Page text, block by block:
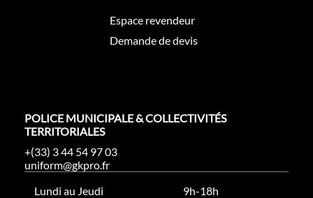
Espace revendeur
Demande de devis
POLICE MUNICIPALE & COLLECTIVITÉS
TERRITORIALES
+(33) 3 44 54 97 03
uniform@gkpro.fr
Lundi au Jeudi
9h-18h